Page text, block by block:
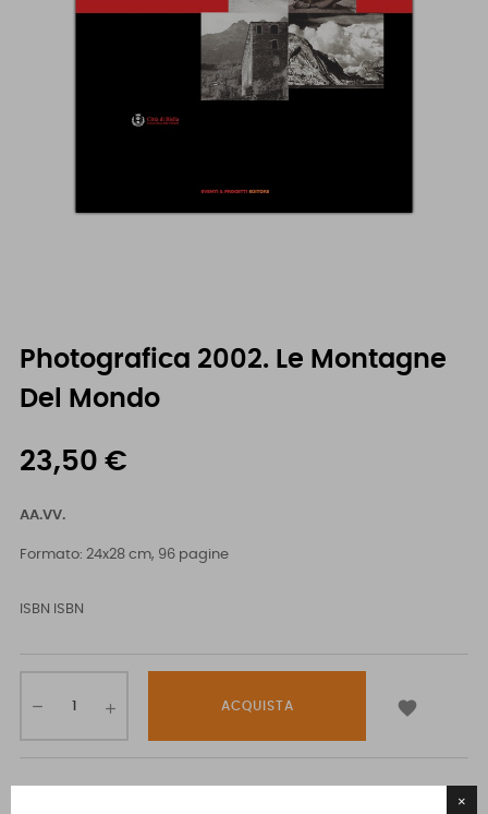
×
Photografica 2002. Le Montagne
Del Mondo
23,50 €
AA.VV.
Formato: 24x28 cm, 96 pagine
ISBN ISBN
ACQUISTA 